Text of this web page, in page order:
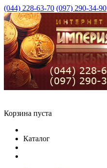
(044) 228-63-70 (097) 290-34-90
Корзина пуста
Каталог